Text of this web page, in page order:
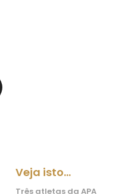
Veja isto...
Três atletas da APA